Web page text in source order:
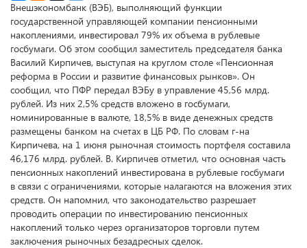
Внешэкономбанк (ВЭБ), выполняющий функции
государственной управляющей компании пенсионными
накоплениями, инвестировал 79% их объема в рублевые
госбумаги. Об этом сообщил заместитель председателя банка
Василий Кирпичев, выступая на круглом столе «Пенсионная
реформа в России и развитие финансовых рынков». Он
сообщил, что ПФР передал ВЭБу в управление 45,56 млрд.
рублей. Из них 2,5% средств вложено в госбумаги,
номинированные в валюте, 18,5% в виде денежных средств
размещены банком на счетах в ЦБ РФ. По словам г-на
Кирпичева, на 1 июня рыночная стоимость портфеля составила
46,176 млрд. рублей. В. Кирпичев отметил, что основная часть
пенсионных накоплений инвестирована в рублевые госбумаги
в связи с ограничениями, которые налагаются на вложения этих
средств. Он напомнил, что законодательство разрешает
проводить операции по инвестированию пенсионных
накоплений только через организаторов торговли путем
заключения рыночных безадресных сделок.